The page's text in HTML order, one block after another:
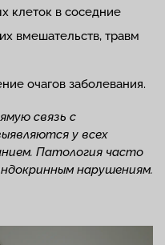
клеток в соседние
вмешательств, травм
очагов заболевания.
связь с
у всех
Патология часто
нарушениям.